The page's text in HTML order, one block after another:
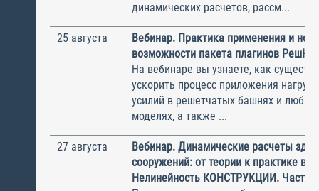
динамических расчетов, рассм...
25 августа
Вебинар. Практика применения и
возможности пакета плагинов РешК к
На вебинаре вы узнаете, как
ускорить процесс приложения
усилий в решетчатых башнях и
моделях, а также ...
27 августа
Вебинар. Динамические расчеты
сооружений: от теории к практике в
Нелинейность КОНСТРУКЦИИ. Часть 2